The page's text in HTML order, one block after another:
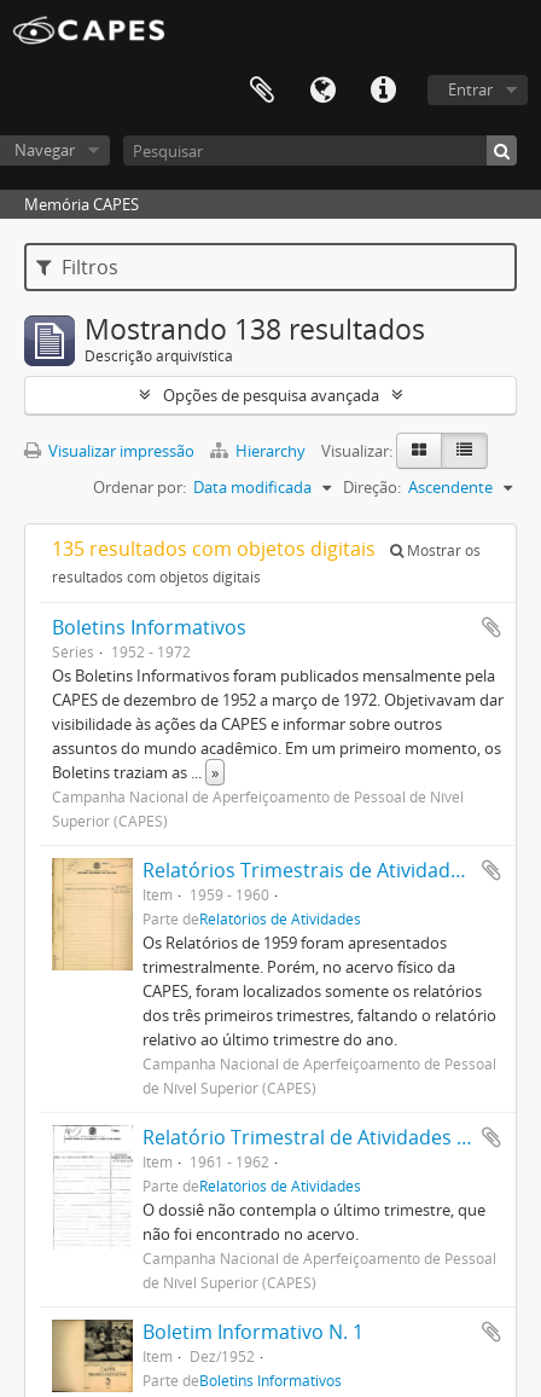
Entrar
Navegar
Memória CAPES
Filtros
Mostrando 138 resultados
Descrição arquivística
Opções de pesquisa avançada
Visualizar impressão Hierarchy
Visualizar:
Ordenar por: Data modificada Direção: Ascendente
135 resultados com objetos digitais
Mostrar os
resultados com objetos digitais
Boletins Informativos
Séries 1952 - 1972
Os Boletins Informativos foram publicados mensalmente pela
CAPES de dezembro de 1952 a março de 1972. Objetivavam dar
visibilidade às ações da CAPES e informar sobre outros
assuntos do mundo acadêmico. Em um primeiro momento, os
Boletins traziam as ... »
Campanha Nacional de Aperfeiçoamento de Pessoal de Nível
Superior (CAPES)
Relatórios Trimestrais de Atividades 1959
Item
1959 - 1960
Parte deRelatórios de Atividades
Os Relatórios de 1959 foram apresentados
trimestralmente. Porém, no acervo físico da
CAPES, foram localizados somente os relatórios
dos três primeiros trimestres, faltando o relatório
relativo ao último trimestre do ano.
Campanha Nacional de Aperfeiçoamento de Pessoal
de Nível Superior (CAPES)
Relatório Trimestral de Atividades 1961
Item
1961 - 1962
Parte deRelatórios de Atividades
O dossiê não contempla o último trimestre, que
não foi encontrado no acervo.
Campanha Nacional de Aperfeiçoamento de Pessoal
de Nível Superior (CAPES)
Boletim Informativo N. 1
Item
Dez/1952
Parte deBoletins Informativos